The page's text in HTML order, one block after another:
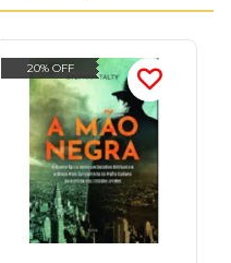
20% OFF